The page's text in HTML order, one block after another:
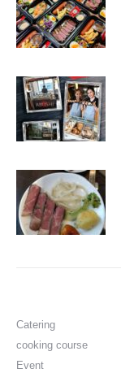
Catering
cooking course
Event